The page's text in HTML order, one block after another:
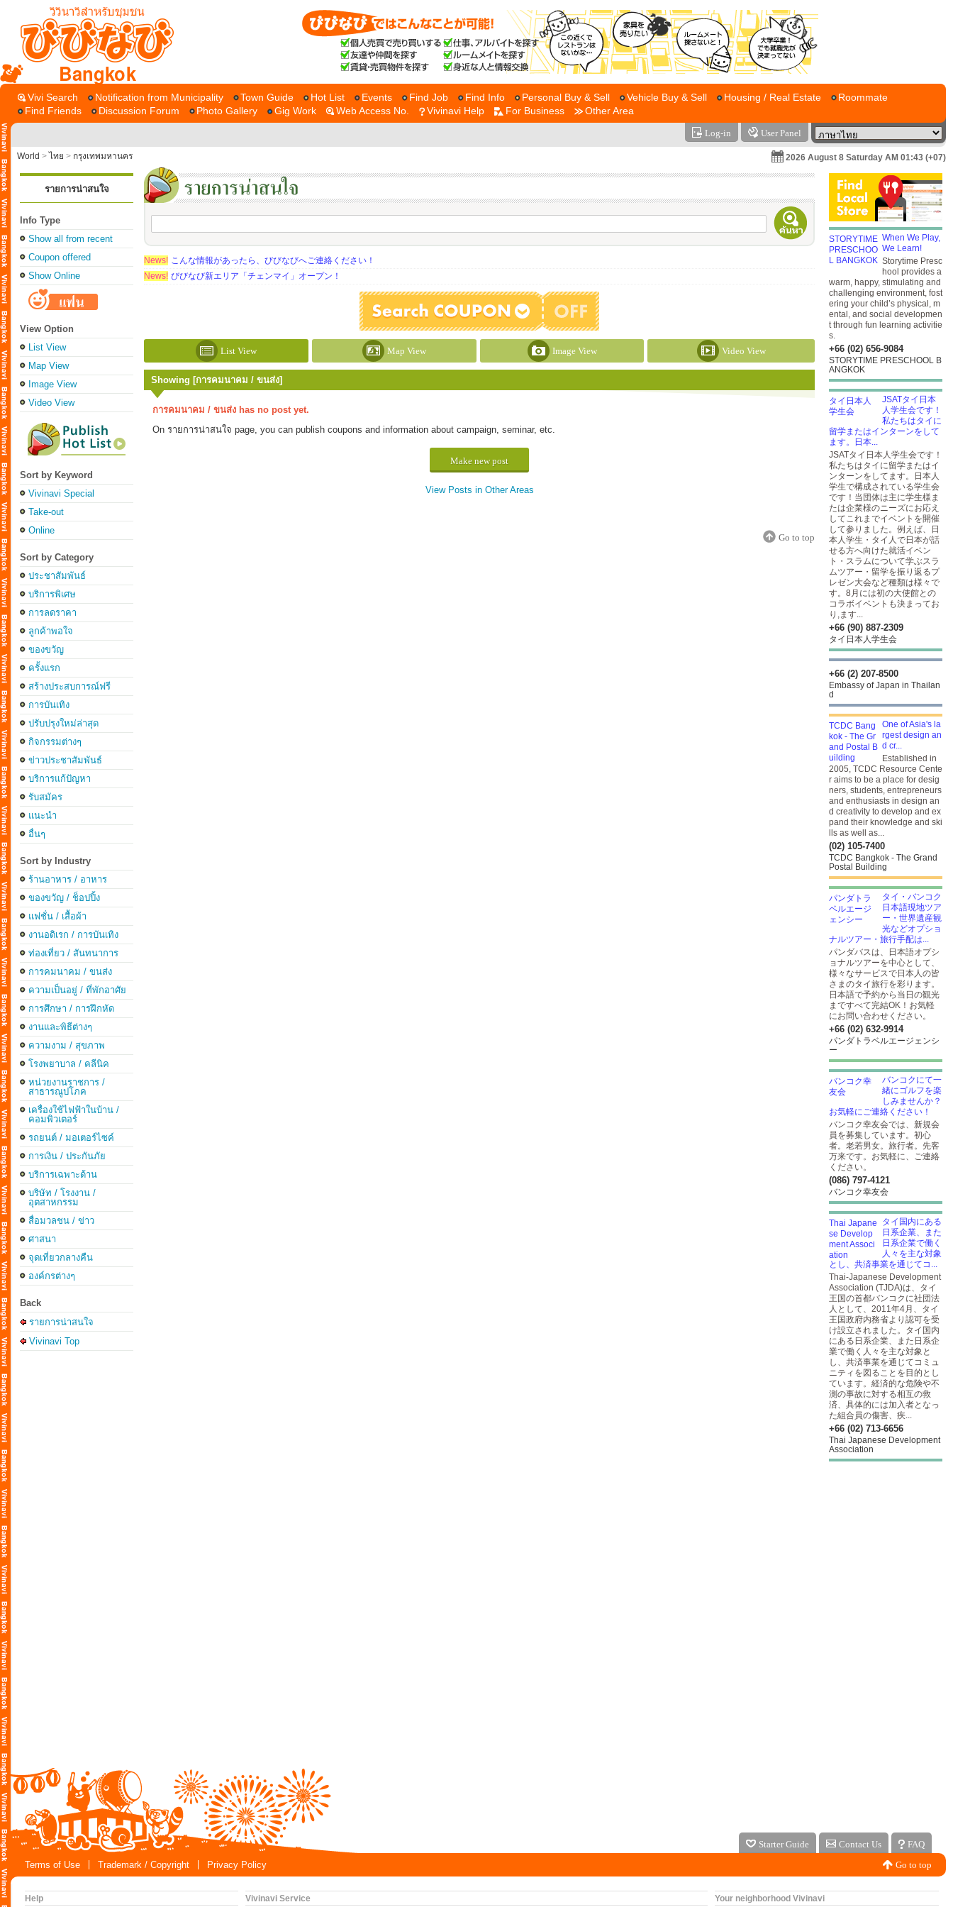
Bangkok
Vivi Search Notification from Municipality Town Guide Hot List Events Find Job Find Info Personal Buy & Sell Vehicle Buy & Sell Housing / Real Estate
Roommate
Find Friends
Discussion Forum Photo Gallery Gig Work Web Access No. Vivinavi Help For Business Other Area
Log-in User Panel
World > ไทย > กรุงเทพมหานคร 2026 August 8 Saturday AM 01:43 (+07)
รายการน่าสนใจ
Info Type
Show all from recent
Coupon offered
Show Online
View Option
List View
Map View
Image View
Video View
Sort by Keyword
Vivinavi Special
Take-out
Online
Sort by Category
ประชาสัมพันธ์
บริการพิเศษ
การลดราคา
ลูกค้าพอใจ
ของขวัญ
ครั้งแรก
สร้างประสบการณ์ฟรี
การบันเทิง
ปรับปรุงใหม่ล่าสุด
กิจกรรมต่างๆ
ข่าวประชาสัมพันธ์
บริการแก้ปัญหา
รับสมัคร
แนะนำ
อื่นๆ
Sort by Industry
ร้านอาหาร / อาหาร
ของขวัญ / ช็อปปิ้ง
แฟชั่น / เสื้อผ้า
งานอดิเรก / การบันเทิง
ท่องเที่ยว / สันทนาการ
การคมนาคม / ขนส่ง
ความเป็นอยู่ / ที่พักอาศัย
การศึกษา / การฝึกหัด
งานและพิธีต่างๆ
ความงาม / สุขภาพ
โรงพยาบาล / คลีนิค
หน่วยงานราชการ /
สาธารณูปโภค
เครื่องใช้ไฟฟ้าในบ้าน /
คอมพิวเตอร์
รถยนต์ / มอเตอร์ไซค์
การเงิน / ประกันภัย
บริการเฉพาะด้าน
บริษัท / โรงงาน /
อุตสาหกรรม
สื่อมวลชน / ข่าว
ศาสนา
จุดเที่ยวกลางคืน
องค์กรต่างๆ
Back
รายการน่าสนใจ
Vivinavi Top
News! こんな情報があったら、びびなびへご連絡ください！
News! びびなび新エリア「チェンマイ」オープン！
List View Map View Image View Video View
Showing [การคมนาคม / ขนส่ง]
การคมนาคม / ขนส่ง has no post yet.
On รายการน่าสนใจ page, you can publish coupons and information about campaign, seminar, etc.
Make new post
View Posts in Other Areas
Go to top
When We Play,
We Learn!
Storytime Presc
hool provides a
warm, happy, stimulating and
challenging environment, fost
ering your child’s physical, m
ental, and social developmen
t through fun learning activitie
s.
+66 (02) 656-9084
STORYTIME PRESCHOOL B
ANGKOK
JSATタイ日本
人学生会です！
私たちはタイに
留学またはインターンをして
ます。日本...
JSATタイ日本人学生会です！
私たちはタイに留学またはイ
ンターンをしてます。日本人
学生で構成されている学生会
です！当団体は主に学生様ま
たは企業様のニーズにお応え
してこれまでイベントを開催
して参りました。例えば、日
本人学生・タイ人で日本が話
せる方へ向けた就活イベン
ト・スラムについて学ぶスラ
ムツアー・留学を振り返るプ
レゼン大会など種類は様々で
す。8月には初の大使館との
コラボイベントも決まってお
り,ます...
+66 (90) 887-2309
タイ日本人学生会
+66 (2) 207-8500
Embassy of Japan in Thailan
d
One of Asia's la
rgest design an
d cr...
Established in
2005, TCDC Resource Cente
r aims to be a place for desig
ners, students, entrepreneurs
and enthusiasts in design an
d creativity to develop and ex
pand their knowledge and ski
lls as well as...
(02) 105-7400
TCDC Bangkok - The Grand
Postal Building
タイ・バンコク
日本語現地ツア
ー・世界遺産観
光などオプショ
ナルツアー・旅行手配は...
パンダバスは、日本語オプシ
ョナルツアーを中心として、
様々なサービスで日本人の皆
さまのタイ旅行を彩ります。
日本語で予約から当日の観光
まですべて完結OK！お気軽
にお問い合わせください。
+66 (02) 632-9914
パンダトラベルエージェンシ
ー
バンコクにて一
緒にゴルフを楽
しみませんか？
お気軽にご連絡ください！
バンコク幸友会では、新規会
員を募集しています。初心
者。老若男女。旅行者。先客
万来です。お気軽に、ご連絡
ください。
(086) 797-4121
バンコク幸友会
タイ国内にある
日系企業、また
日系企業で働く
人々を主な対象
とし、共済事業を通じてコ...
Thai-Japanese Development
Association (TJDA)は、タイ
王国の首都バンコクに社団法
人として、2011年4月、タイ
王国政府内務省より認可を受
け設立されました。タイ国内
にある日系企業、また日系企
業で働く人々を主な対象と
し、共済事業を通じてコミュ
ニティを図ることを目的とし
ています。経済的な危険や不
測の事故に対する相互の救
済、具体的には加入者となっ
た組合員の傷害、疾...
+66 (02) 713-6656
Thai Japanese Development
Association
Starter Guide Contact Us
FAQ
Terms of Use
Trademark / Copyright Privacy Policy Go to top
Help
Vivinavi Service
Your neighborhood Vivinavi